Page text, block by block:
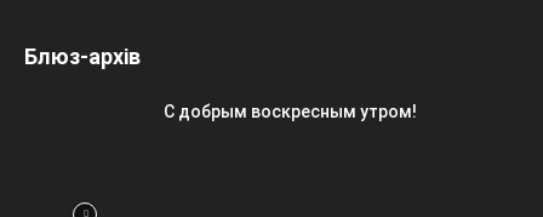
Блюз-архів
С добрым воскресным утром!